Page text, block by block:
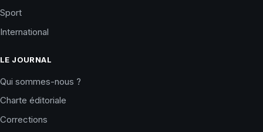
Sport
International
LE JOURNAL
Qui sommes-nous ?
Charte éditoriale
Corrections